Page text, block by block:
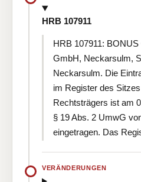
HRB 107911
HRB 107911:
GmbH, Neckarsulm,
Neckarsulm. Die
im Register des
Rechtsträgers ist am
§ 19 Abs. 2 UmwG
eingetragen. Das
VERÄNDERUNGEN